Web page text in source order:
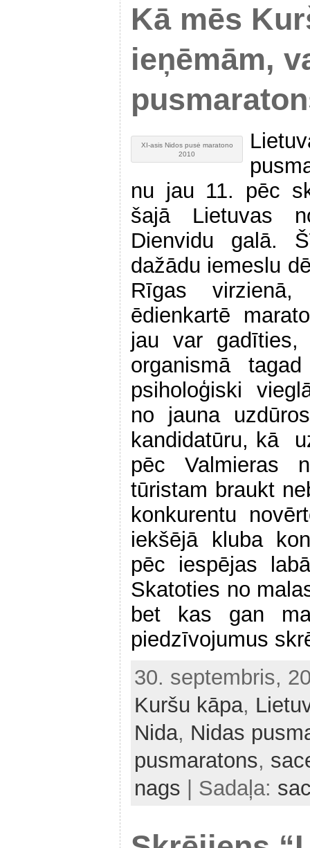
Kā mēs
ieņēmām,
XI-asis Nidos pusė maratono
2010
nu jau 11. pēc
šajā Lietuvas
Dienvidu galā.
dažādu iemeslu
Rīgas
ēdienkartē
jau var gadīties,
organismā
psiholoģiski
no jauna
kandidatūru, kā
pēc Valmieras
tūristam braukt
konkurentu
iekšējā kluba
pēc iespējas
Skatoties no
bet kas gan
piedzīvojumus
30. septembris,
Kuršu kāpa,
Nida, Nidas
pusmaratons,
nags | Sadaļa: